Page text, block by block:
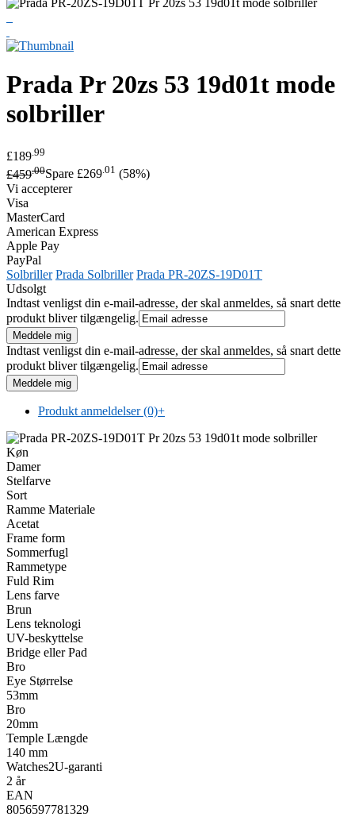
Prada Pr 20zs 53 19d01t mode
solbriller
£189 .99
£459.00Spare £269.01 (58%)
Vi accepterer
Visa
MasterCard
American Express
Apple Pay
PayPal
Solbriller Prada Solbriller Prada PR-20ZS-19D01T
Udsolgt
Indtast venligst din e-mail-adresse, der skal anmeldes, så snart dette
produkt bliver tilgængelig.
Indtast venligst din e-mail-adresse, der skal anmeldes, så snart dette
produkt bliver tilgængelig.
Produkt anmeldelser (0)+
Køn
Damer
Stelfarve
Sort
Ramme Materiale
Acetat
Frame form
Sommerfugl
Rammetype
Fuld Rim
Lens farve
Brun
Lens teknologi
UV-beskyttelse
Bridge eller Pad
Bro
Eye Størrelse
53mm
Bro
20mm
Temple Længde
140 mm
Watches2U-garanti
2 år
EAN
8056597781329